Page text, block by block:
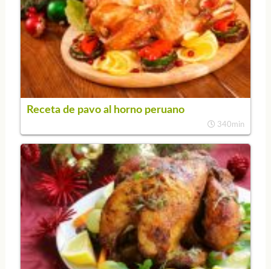
Receta de pavo al horno peruano
340min